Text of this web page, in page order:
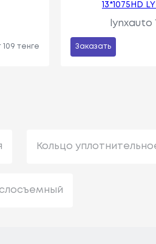
109 тенге
13*1075HD
lynxauto
Заказать
Кольцо